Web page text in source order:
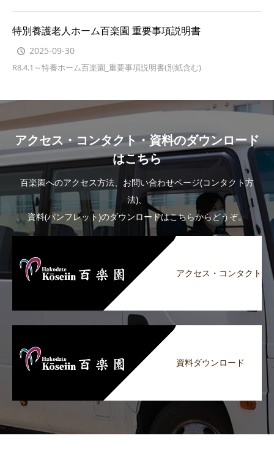
特別養護老人ホーム百楽園 重要事項説明書
2025-09-30
R8.4.1～特養ホーム百楽園_重要事項説明書(別紙含む)
アクセス・コンタクト・資料のダウンロード
はこちら
百楽園へのアクセス方法、お問い合わせページ(コンタクト方
法)、
資料(パンフレット)のダウンロードはこちらからどうぞ。
アクセス・コンタクト
資料ダウンロード